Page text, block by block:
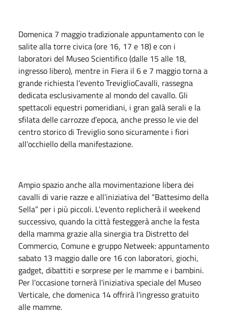
Domenica 7 maggio tradizionale appuntamento con le
salite alla torre civica (ore 16, 17 e 18) e con i
laboratori del Museo Scientifico (dalle 15 alle 18,
ingresso libero), mentre in Fiera il 6 e 7 maggio torna a
grande richiesta l'evento TreviglioCavalli, rassegna
dedicata esclusivamente al mondo del cavallo. Gli
spettacoli equestri pomeridiani, i gran galà serali e la
sfilata delle carrozze d’epoca, anche presso le vie del
centro storico di Treviglio sono sicuramente i fiori
all’occhiello della manifestazione.
Ampio spazio anche alla movimentazione libera dei
cavalli di varie razze e all’iniziativa del “Battesimo della
Sella” per i più piccoli. L'evento replicherà il weekend
successivo, quando la città festeggerà anche la festa
della mamma grazie alla sinergia tra Distretto del
Commercio, Comune e gruppo Netweek: appuntamento
sabato 13 maggio dalle ore 16 con laboratori, giochi,
gadget, dibattiti e sorprese per le mamme e i bambini.
Per l'occasione tornerà l'iniziativa speciale del Museo
Verticale, che domenica 14 offrirà l'ingresso gratuito
alle mamme.